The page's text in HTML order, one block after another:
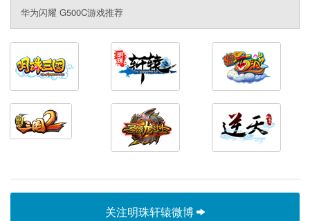
华为闪耀 G500C游戏推荐
关注明珠轩辕微博